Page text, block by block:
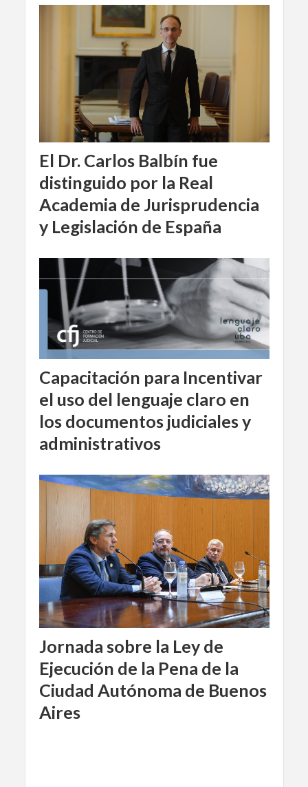
El Dr. Carlos Balbín fue
distinguido por la Real
Academia de Jurisprudencia
y Legislación de España
Capacitación para Incentivar
el uso del lenguaje claro en
los documentos judiciales y
administrativos
Jornada sobre la Ley de
Ejecución de la Pena de la
Ciudad Autónoma de Buenos
Aires